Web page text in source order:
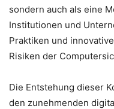
sondern auch als eine
Institutionen und
Praktiken und
Risiken der
Die Entstehung dieser
den zunehmenden